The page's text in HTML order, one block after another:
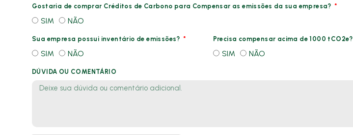
Gostaria de comprar Créditos de Carbono para Compensar as emissões da sua empresa?
SIM NÃO
Sua empresa possui inventário de emissões?
SIM NÃO
Precisa compensar acima de 1000 tCO2e?
SIM NÃO
DÚVIDA OU COMENTÁRIO